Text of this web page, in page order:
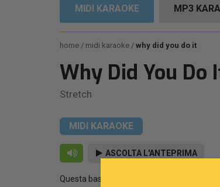
MIDI KARAOKE MP3
home midi karaoke why did you do it
Why Did You Do
Stretch
MIDI KARAOKE
ASCOLTA L'ANTEPRIMA
Questa base musicale è una cover del brano